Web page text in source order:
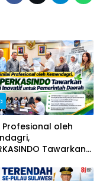
Profesional oleh
Tawarkan
Daerah